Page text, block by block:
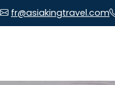
fr@asiakingtravel.com